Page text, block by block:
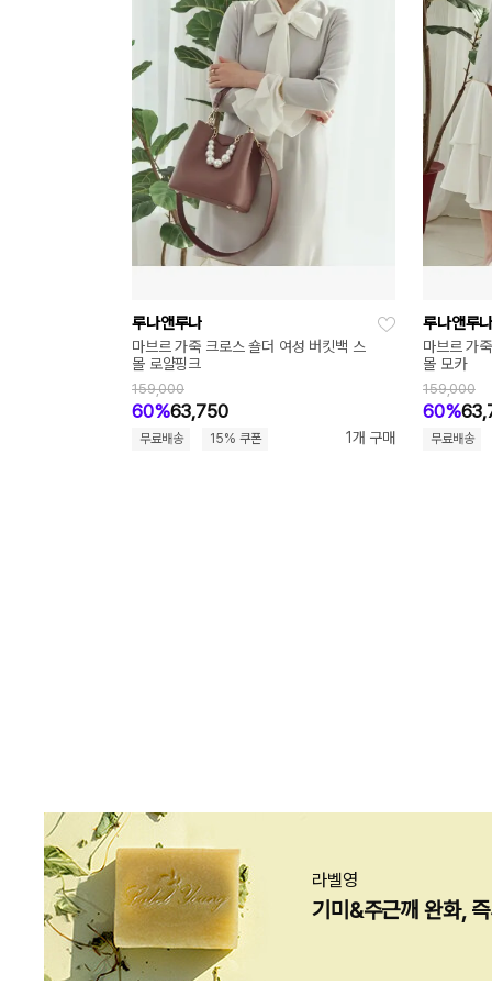
루나앤루나
마브르 가죽 크로스 숄더 여성 버킷백 스
몰 로얄핑크
159,000
60%63,750
무료배송 15% 쿠폰 1개 구매
루나앤루
마브르 가
몰 모카
159,000
60%
무료배송
라벨영
기미&주근깨 완화,